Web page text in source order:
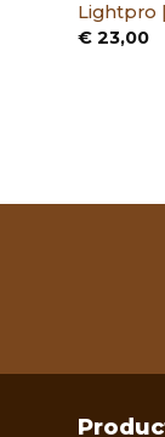
Lightpro
€23,00